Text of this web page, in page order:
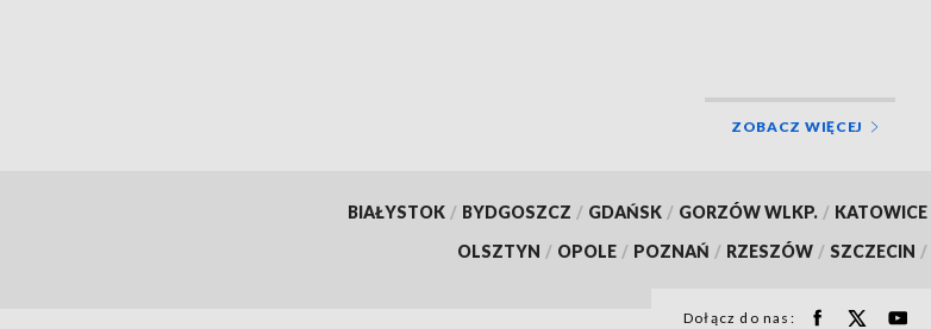
ZOBACZ WIĘCEJ
BIAŁYSTOK / BYDGOSZCZ / GDAŃSK / GORZÓW WLKP. / KATOWICE
OLSZTYN / OPOLE / POZNAŃ / RZESZÓW / SZCZECIN /
Dołącz do nas: